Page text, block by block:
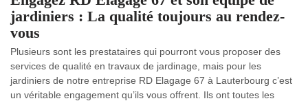
jardiniers : La qualité toujours au rendez-
vous
Plusieurs sont les prestataires qui pourront vous proposer des
services de qualité en travaux de jardinage, mais pour les
jardiniers de notre entreprise RD Elagage 67 à Lauterbourg c’est
un véritable engagement qu’ils vous offrent. Ils ont toutes les